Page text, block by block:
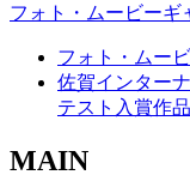
フォト・ムービーギ
フォト・ムー
佐賀インター
テスト入賞作品
MAIN